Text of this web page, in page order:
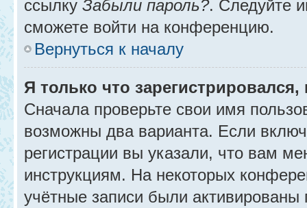
ссылку Забыли пароль?. Следуйте
сможете войти на конференцию.
Вернуться к началу
Я только что
Сначала проверьте свои имя
возможны два варианта. Если
регистрации вы указали, что вам
инструкциям. На некоторых
учётные записи были активированы